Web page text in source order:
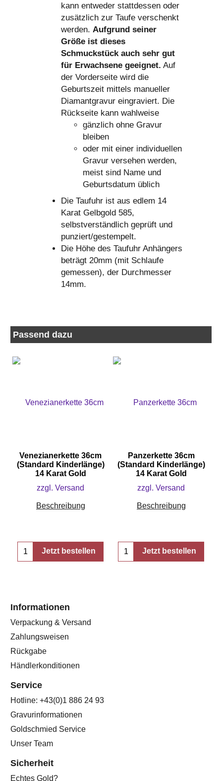
kann entweder stattdessen oder
zusätzlich zur Taufe verschenkt
werden. Aufgrund seiner
Größe ist dieses
Schmuckstück auch sehr gut
für Erwachsene geeignet. Auf
der Vorderseite wird die
Geburtszeit mittels manueller
Diamantgravur eingraviert. Die
Rückseite kann wahlweise
gänzlich ohne Gravur
bleiben
oder mit einer individuellen
Gravur versehen werden,
meist sind Name und
Geburtsdatum üblich
Die Taufuhr ist aus edlem 14
Karat Gelbgold 585,
selbstverständlich geprüft und
punziert/gestempelt.
Die Höhe des Taufuhr Anhängers
beträgt 20mm (mit Schlaufe
gemessen), der Durchmesser
14mm.
Passend dazu
Venezianerkette 36cm
(Standard Kinderlänge)
14 Karat Gold
zzgl. Versand
Beschreibung
Jetzt bestellen
Panzerkette 36cm
(Standard Kinderlänge)
14 Karat Gold
zzgl. Versand
Beschreibung
Jetzt bestellen
Informationen
Verpackung & Versand
Zahlungsweisen
Rückgabe
Händlerkonditionen
Service
Hotline: +43(0)1 886 24 93
Gravurinformationen
Goldschmied Service
Unser Team
Sicherheit
Echtes Gold?